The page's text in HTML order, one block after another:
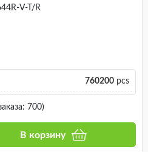
V-T/R
760200pcs
700)
В корзину